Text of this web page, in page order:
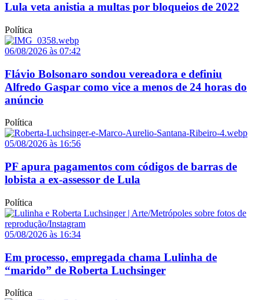
Lula veta anistia a multas por bloqueios de 2022
Política
06/08/2026 às 07:42
Flávio Bolsonaro sondou vereadora e definiu
Alfredo Gaspar como vice a menos de 24 horas do
anúncio
Política
05/08/2026 às 16:56
PF apura pagamentos com códigos de barras de
lobista a ex-assessor de Lula
Política
05/08/2026 às 16:34
Em processo, empregada chama Lulinha de
“marido” de Roberta Luchsinger
Política